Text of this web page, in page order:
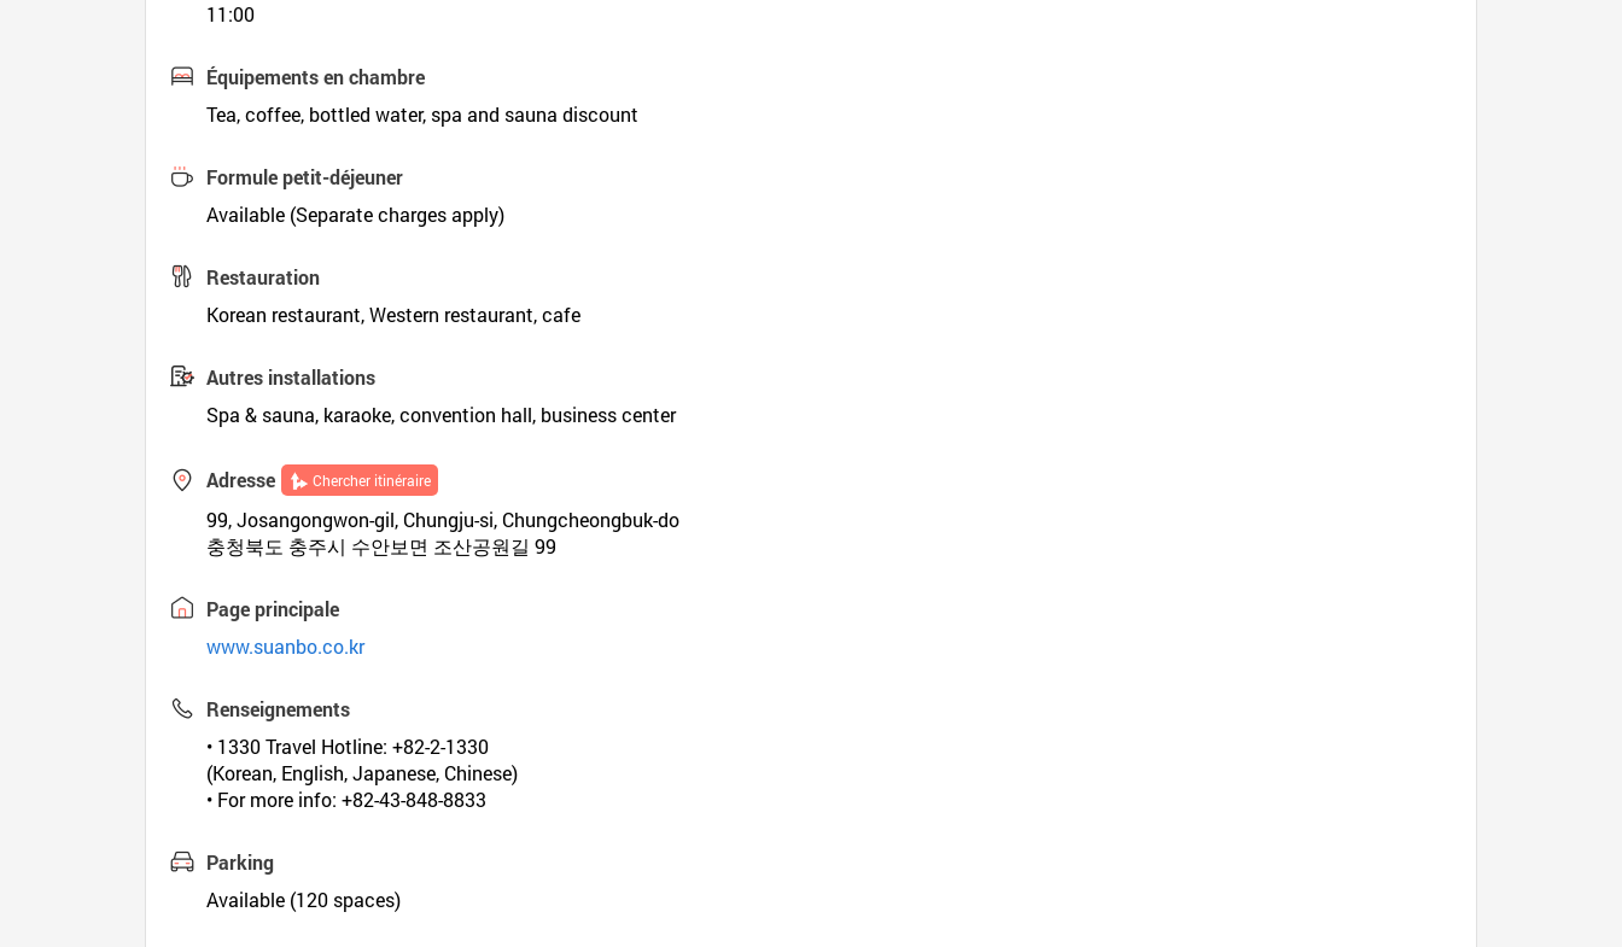
11:00
Équipements en chambre
Tea, coffee, bottled water, spa and sauna discount
Formule petit-déjeuner
Available (Separate charges apply)
Restauration
Korean restaurant, Western restaurant, cafe
Autres installations
Spa & sauna, karaoke, convention hall, business center
Adresse Chercher itinéraire
99, Josangongwon-gil, Chungju-si, Chungcheongbuk-do
충청북도 충주시 수안보면 조산공원길 99
Page principale
www.suanbo.co.kr
Renseignements
• 1330 Travel Hotline: +82-2-1330
(Korean, English, Japanese, Chinese)
• For more info: +82-43-848-8833
Parking
Available (120 spaces)